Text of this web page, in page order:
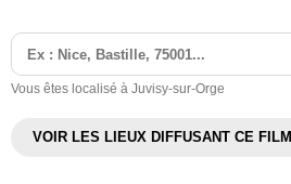
Vous êtes localisé à Juvisy-sur-Orge
VOIR LES LIEUX DIFFUSANT CE FILM